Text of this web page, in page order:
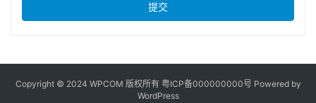
提交
Copyright © 2024 WPCOM 版权所有 粤ICP备000000000号 Powered by
WordPress